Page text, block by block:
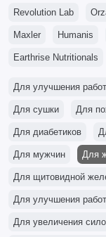
Revolution Lab
Maxler Humanis
Earthrise Nutritionals
Для улучшения
Для сушки Для
Для диабетиков
Для мужчин Для
Для щитовидной
Для улучшения
Для увеличения